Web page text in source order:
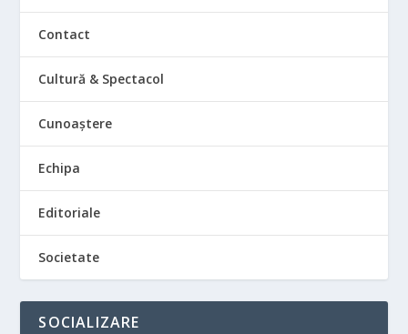
Contact
Cultură & Spectacol
Cunoaștere
Echipa
Editoriale
Societate
SOCIALIZARE